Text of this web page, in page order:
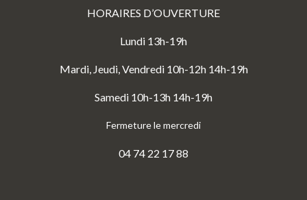
HORAIRES D’OUVERTURE
Lundi 13h-19h
Mardi, Jeudi, Vendredi 10h-12h 14h-19h
Samedi 10h-13h 14h-19h
Fermeture le mercredi
04 74 22 17 88